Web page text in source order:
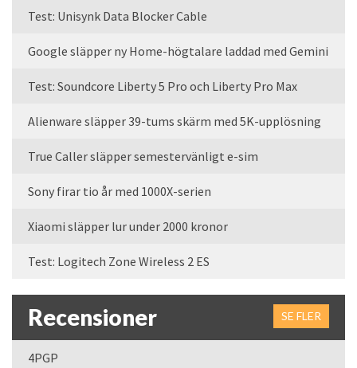
Test: Unisynk Data Blocker Cable
Google släpper ny Home-högtalare laddad med Gemini
Test: Soundcore Liberty 5 Pro och Liberty Pro Max
Alienware släpper 39-tums skärm med 5K-upplösning
True Caller släpper semestervänligt e-sim
Sony firar tio år med 1000X-serien
Xiaomi släpper lur under 2000 kronor
Test: Logitech Zone Wireless 2 ES
Recensioner SE FLER
4PGP